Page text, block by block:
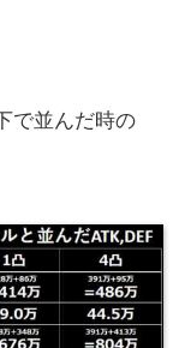
で並んだ時の